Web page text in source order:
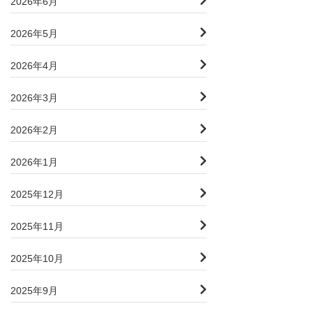
2026年5月
2026年4月
2026年3月
2026年2月
2026年1月
2025年12月
2025年11月
2025年10月
2025年9月